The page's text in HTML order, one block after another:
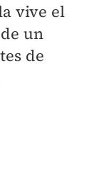
vive el
un
de